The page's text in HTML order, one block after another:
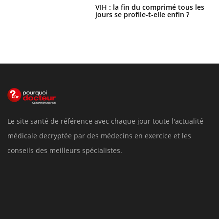
VIH : la fin du comprimé tous les
jours se profile-t-elle enfin ?
Le site santé de référence avec chaque jour toute l'actualité
médicale decryptée par des médecins en exercice et les
conseils des meilleurs spécialistes.